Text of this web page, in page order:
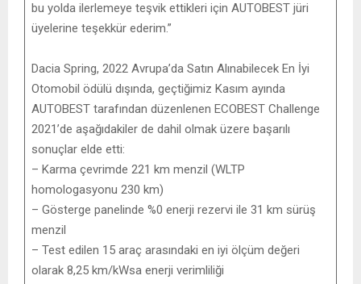
bu yolda ilerlemeye teşvik ettikleri için AUTOBEST jüri
üyelerine teşekkür ederim.”
Dacia Spring, 2022 Avrupa’da Satın Alınabilecek En İyi
Otomobil ödülü dışında, geçtiğimiz Kasım ayında
AUTOBEST tarafından düzenlenen ECOBEST Challenge
2021’de aşağıdakiler de dahil olmak üzere başarılı
sonuçlar elde etti:
– Karma çevrimde 221 km menzil (WLTP
homologasyonu 230 km)
– Gösterge panelinde %0 enerji rezervi ile 31 km sürüş
menzil
– Test edilen 15 araç arasındaki en iyi ölçüm değeri
olarak 8,25 km/kWsa enerji verimliliği